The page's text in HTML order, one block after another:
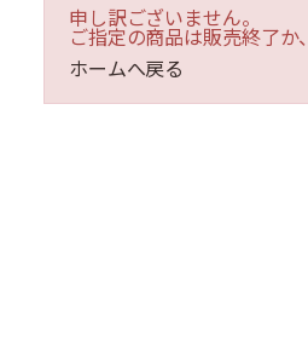
申し訳ございません。
ご指定の商品は販売終了か
ホームへ戻る